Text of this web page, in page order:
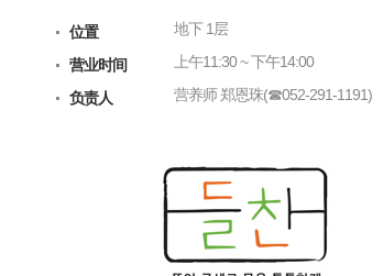
位置 地下 1层
营业时间 上午11:30 ~ 下午14:00
负责人 营养师 郑恩珠(☎052-291-1191)